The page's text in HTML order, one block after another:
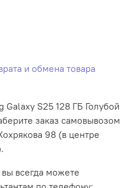
и обмена товара
S25 128 ГБ Голубой
заказ самовывозом
98 (в центре
всегда можете